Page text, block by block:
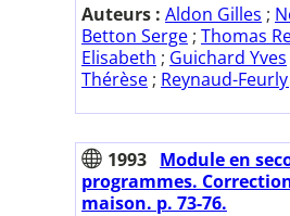
Auteurs : Aldon Gilles ;
Betton Serge ; Thomas
Elisabeth ; Guichard Yves
Thérèse ; Reynaud-
1993 Module en
programmes.
maison. p. 73-76.